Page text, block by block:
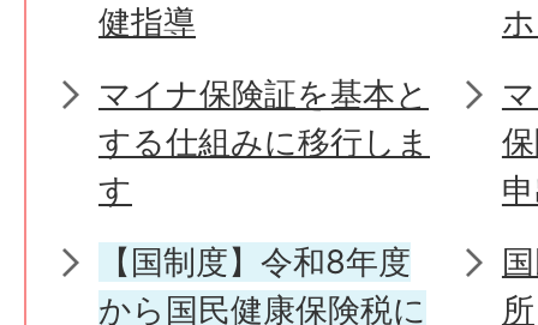
健指導
マイナ保険証を基本と
する仕組みに移行しま
す
【国制度】令和8年度
から国民健康保険税に
所